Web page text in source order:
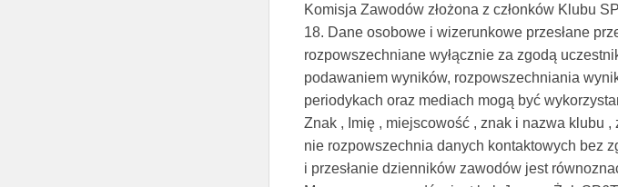
Komisja Zawodów złożona z członków Klubu
18. Dane osobowe i wizerunkowe przesłane
rozpowszechniane wyłącznie za zgodą
podawaniem wyników, rozpowszechniania
periodykach oraz mediach mogą być
Znak , Imię , miejscowość , znak i nazwa klubu
nie rozpowszechnia danych kontaktowych bez
i przesłanie dzienników zawodów jest